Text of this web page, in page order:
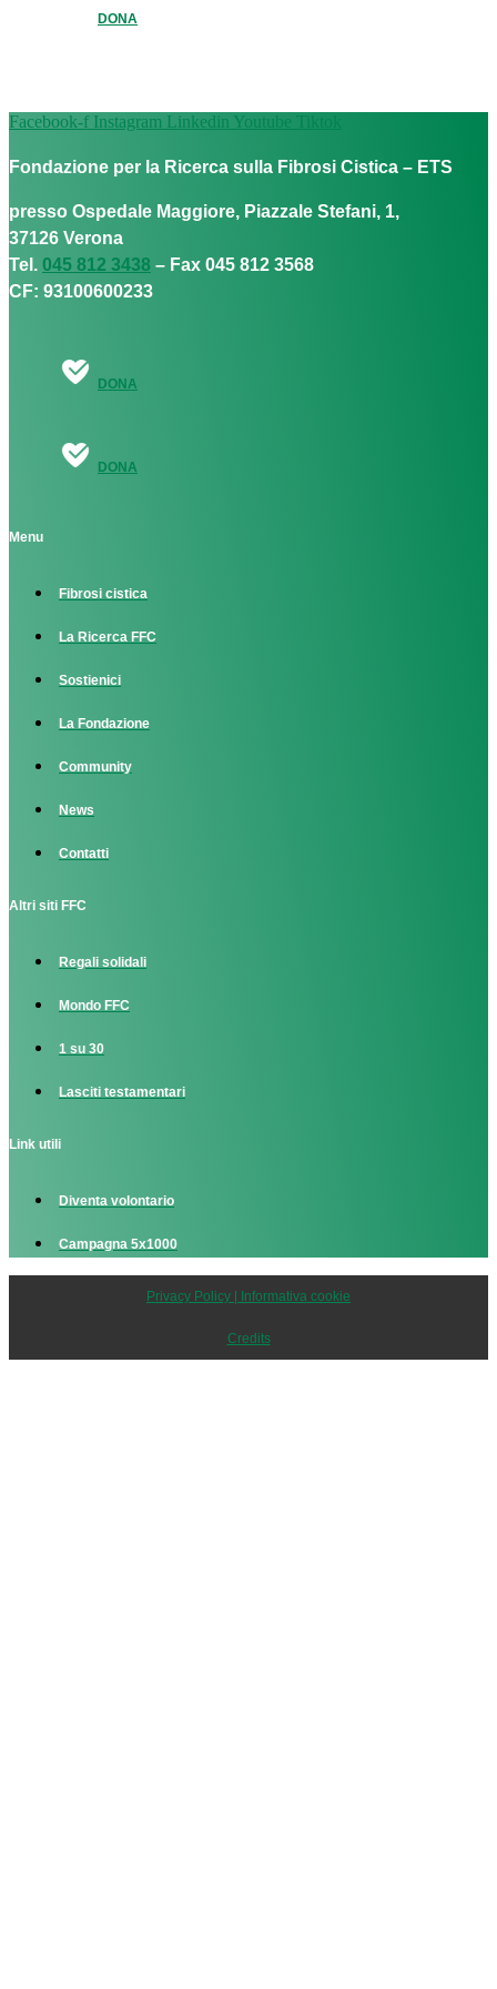
DONA
Facebook-f Instagram Linkedin Youtube Tiktok
Fondazione per la Ricerca sulla Fibrosi Cistica – ETS
presso Ospedale Maggiore, Piazzale Stefani, 1,
37126 Verona
Tel. 045 812 3438 – Fax 045 812 3568
CF: 93100600233
DONA
DONA
Menu
Fibrosi cistica
La Ricerca FFC
Sostienici
La Fondazione
Community
News
Contatti
Altri siti FFC
Regali solidali
Mondo FFC
1 su 30
Lasciti testamentari
Link utili
Diventa volontario
Campagna 5x1000
Privacy Policy | Informativa cookie
Credits